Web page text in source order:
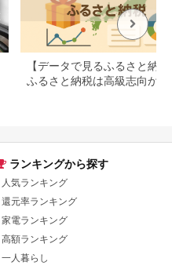
【データで見るふるさと納
ふるさと納税は高級志向から
ランキングから探す
人気ランキング
還元率ランキング
家電ランキング
高額ランキング
一人暮らし